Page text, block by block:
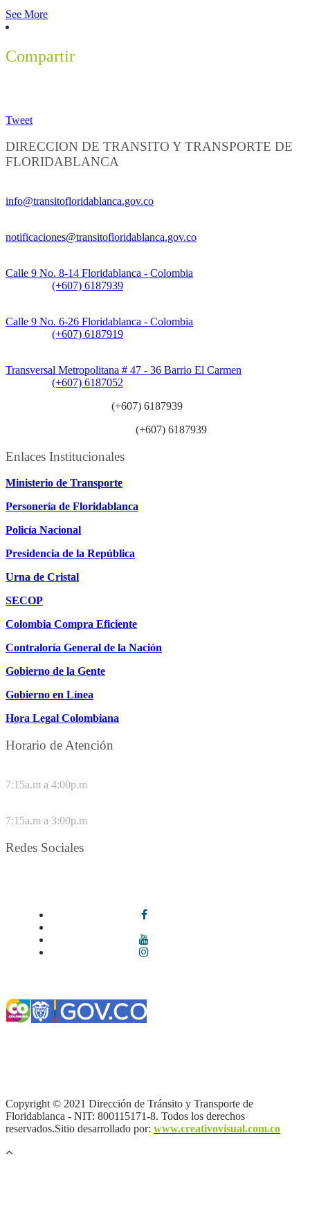
See More
Compartir
Tweet
DIRECCION DE TRANSITO Y TRANSPORTE DE
FLORIDABLANCA
info@transitofloridablanca.gov.co
notificaciones@transitofloridablanca.gov.co
Calle 9 No. 8-14 Floridablanca - Colombia
(+607) 6187939
Calle 9 No. 6-26 Floridablanca - Colombia
(+607) 6187919
Transversal Metropolitana # 47 - 36 Barrio El Carmen
(+607) 6187052
(+607) 6187939
(+607) 6187939
Enlaces Institucionales
Ministerio de Transporte
Personería de Floridablanca
Policía Nacional
Presidencia de la República
Urna de Cristal
SECOP
Colombia Compra Eficiente
Contraloría General de la Nación
Gobierno de la Gente
Gobierno en Línea
Hora Legal Colombiana
Horario de Atención
7:15a.m a 4:00p.m
7:15a.m a 3:00p.m
Redes Sociales
Copyright © 2021 Dirección de Tránsito y Transporte de
Floridablanca - NIT: 800115171-8. Todos los derechos
reservados.Sitio desarrollado por: www.creativovisual.com.co